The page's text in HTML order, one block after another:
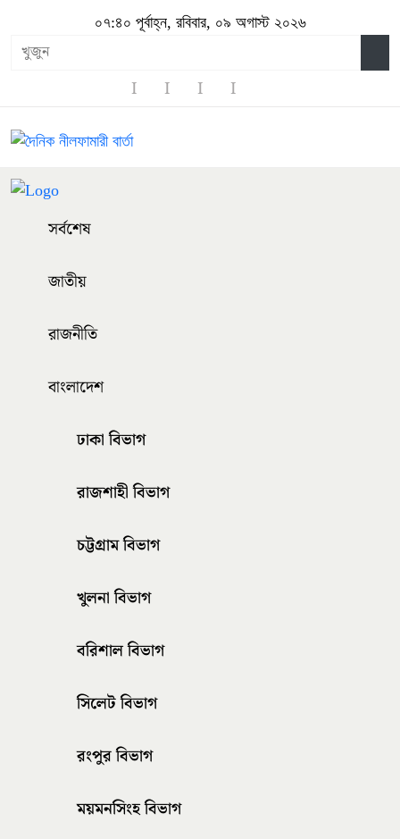
০৭:৪০ পূর্বাহ্ন, রবিবার, ০৯ অগাস্ট ২০২৬
সর্বশেষ
জাতীয়
রাজনীতি
বাংলাদেশ
ঢাকা বিভাগ
রাজশাহী বিভাগ
চট্টগ্রাম বিভাগ
খুলনা বিভাগ
বরিশাল বিভাগ
সিলেট বিভাগ
রংপুর বিভাগ
ময়মনসিংহ বিভাগ